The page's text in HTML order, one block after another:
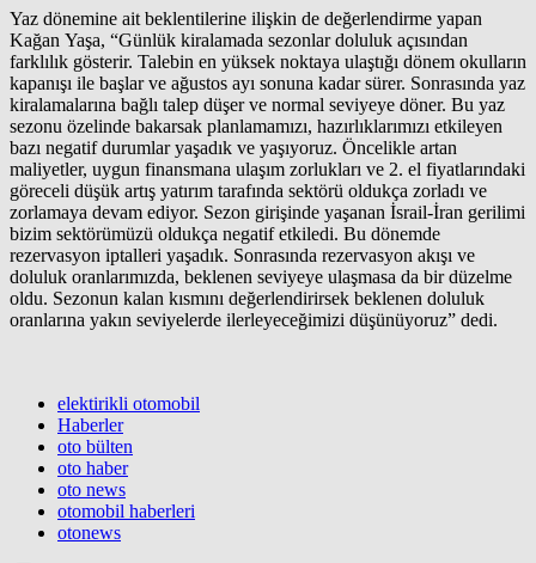
Yaz dönemine ait beklentilerine ilişkin de değerlendirme yapan
Kağan Yaşa, “Günlük kiralamada sezonlar doluluk açısından
farklılık gösterir. Talebin en yüksek noktaya ulaştığı dönem okulların
kapanışı ile başlar ve ağustos ayı sonuna kadar sürer. Sonrasında yaz
kiralamalarına bağlı talep düşer ve normal seviyeye döner. Bu yaz
sezonu özelinde bakarsak planlamamızı, hazırlıklarımızı etkileyen
bazı negatif durumlar yaşadık ve yaşıyoruz. Öncelikle artan
maliyetler, uygun finansmana ulaşım zorlukları ve 2. el fiyatlarındaki
göreceli düşük artış yatırım tarafında sektörü oldukça zorladı ve
zorlamaya devam ediyor. Sezon girişinde yaşanan İsrail-İran gerilimi
bizim sektörümüzü oldukça negatif etkiledi. Bu dönemde
rezervasyon iptalleri yaşadık. Sonrasında rezervasyon akışı ve
doluluk oranlarımızda, beklenen seviyeye ulaşmasa da bir düzelme
oldu. Sezonun kalan kısmını değerlendirirsek beklenen doluluk
oranlarına yakın seviyelerde ilerleyeceğimizi düşünüyoruz” dedi.
elektirikli otomobil
Haberler
oto bülten
oto haber
oto news
otomobil haberleri
otonews